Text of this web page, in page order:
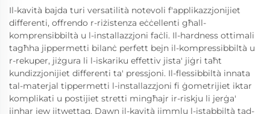
Il-kavità bajda turi versatilità notevoli f'applikazzjonijiet
differenti, offrendo r-riżistenza eċċellenti għall-
komprensibbiltà u l-installazzjoni faċli. Il-hardness ottimali
tagħha jippermetti bilanċ perfett bejn il-kompressibbiltà u
r-rekuper, jiżgura li l-iskariku effettiv jista' jiġri taħt
kundizzjonijiet differenti ta' pressjoni. Il-flessibbiltà innata
tal-materjal tippermetti l-installazzjoni fi ġometrijiet iktar
komplikati u postijiet stretti mingħajr ir-riskju li jerġa'
jinhar jew jitwettaq. Dawn il-kavità jimmlu l-istabbiltà tad-